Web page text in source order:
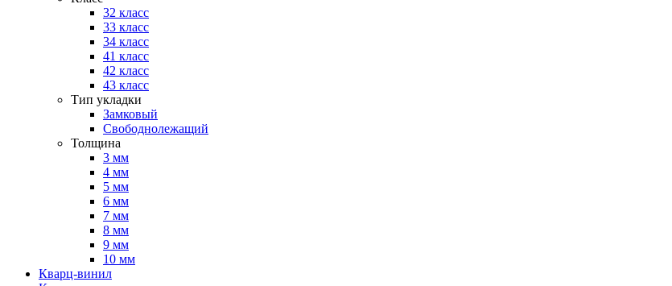
32 класс
33 класс
34 класс
41 класс
42 класс
43 класс
Тип укладки
Замковый
Свободнолежащий
Толщина
3 мм
4 мм
5 мм
6 мм
7 мм
8 мм
9 мм
10 мм
Кварц-винил